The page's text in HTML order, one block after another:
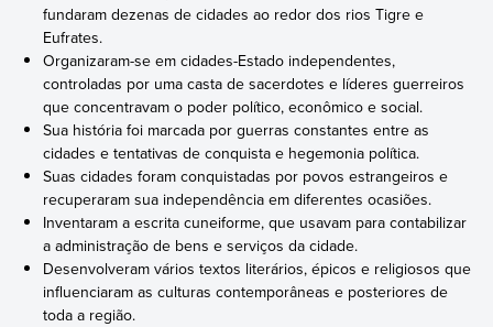
fundaram dezenas de cidades ao redor dos rios Tigre e
Eufrates.
Organizaram-se em cidades-Estado independentes,
controladas por uma casta de sacerdotes e líderes guerreiros
que concentravam o poder político, econômico e social.
Sua história foi marcada por guerras constantes entre as
cidades e tentativas de conquista e hegemonia política.
Suas cidades foram conquistadas por povos estrangeiros e
recuperaram sua independência em diferentes ocasiões.
Inventaram a escrita cuneiforme, que usavam para contabilizar
a administração de bens e serviços da cidade.
Desenvolveram vários textos literários, épicos e religiosos que
influenciaram as culturas contemporâneas e posteriores de
toda a região.